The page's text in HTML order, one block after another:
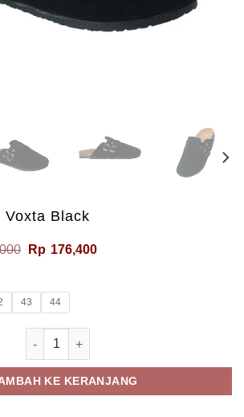
Voxta Black
Harga
Rp 176,400Harga
43 44
Kuantitas Sandal Casual Voxta Black
KE KERANJANG